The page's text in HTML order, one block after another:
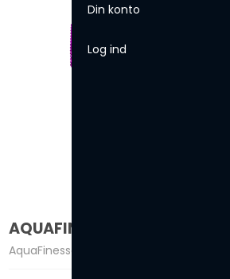
AQUAFINESSE® FILTERCLEANER
AquaFinesse
Din konto
Log ind